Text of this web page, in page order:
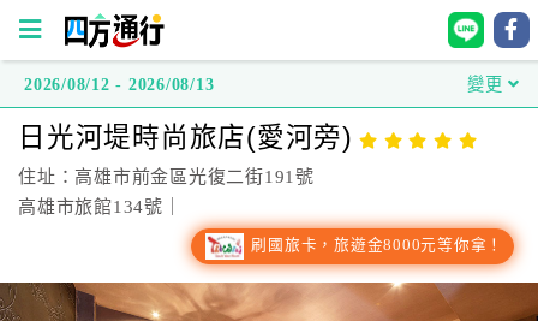
方
通
行
2026/08/12 - 2026/08/13 變更
日光河堤時尚旅店(愛河旁)
住址：高雄市前金區光復二街191號
高雄市旅館134號｜
刷國旅卡，旅遊金8000元等你拿！